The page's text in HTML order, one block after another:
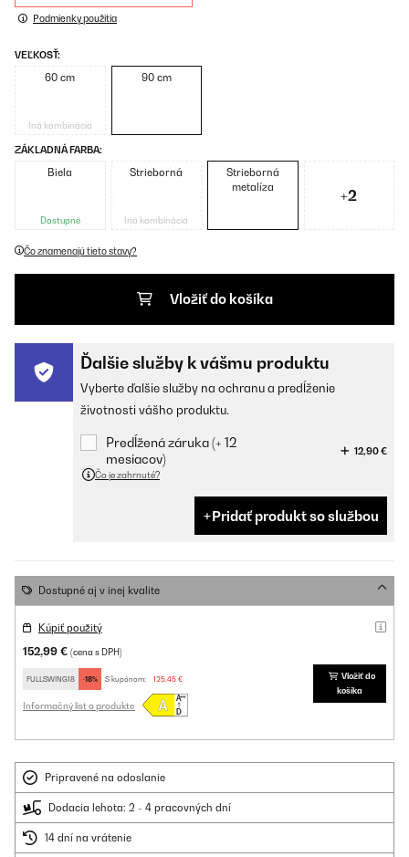
Podmienky použitia
VEĽKOSŤ:
60 cm
Iná kombinácia
90 cm
ZÁKLADNÁ FARBA:
Biela
Dostupné
Strieborná
Iná kombinácia
Strieborná
metalíza
+2
Čo znamenajú tieto stavy?
Vložiť do košíka
Ďalšie služby k vášmu produktu
Vyberte ďalšie služby na ochranu a predĺženie
životnosti vášho produktu.
Predĺžená záruka (+ 12
mesiacov)
12,90 €
Čo je zahrnuté?
Pridať produkt so službou
Dostupné aj v inej kvalite
Kúpiť použitý
152,99 € (cena s DPH)
FULLSWING18 -18% S kupónom: 125,45 €
Informačný list o produkte
Vložiť do
košíka
Pripravené na odoslanie
Dodacia lehota: 2 - 4 pracovných dní
14 dní na vrátenie